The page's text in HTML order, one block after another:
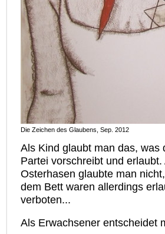
Die Zeichen des Glaubens, Sep. 2012
Als Kind glaubt man das,
Partei vorschreibt und
Osterhasen glaubte man
dem Bett waren allerdings
verboten...
Als Erwachsener entscheidet